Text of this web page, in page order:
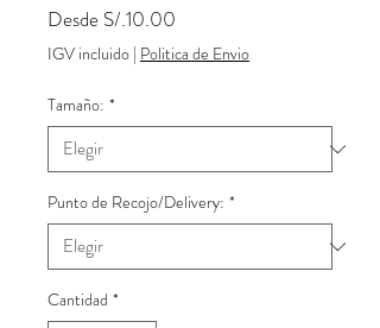
Desde S/.10.00
de
IGV incluido | Politica de Envio
Tamaño: *
Punto de Recojo/Delivery: *
Cantidad *